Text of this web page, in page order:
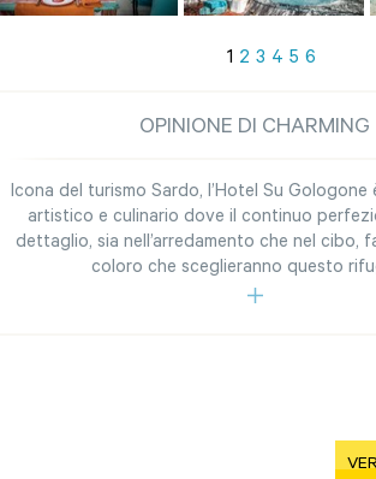
1 2 3 4 5 6
OPINIONE DI CHARMING
Icona del turismo Sardo, l’Hotel Su
artistico e culinario dove il continuo
dettaglio, sia nell’arredamento che nel cibo,
coloro che sceglieranno questo